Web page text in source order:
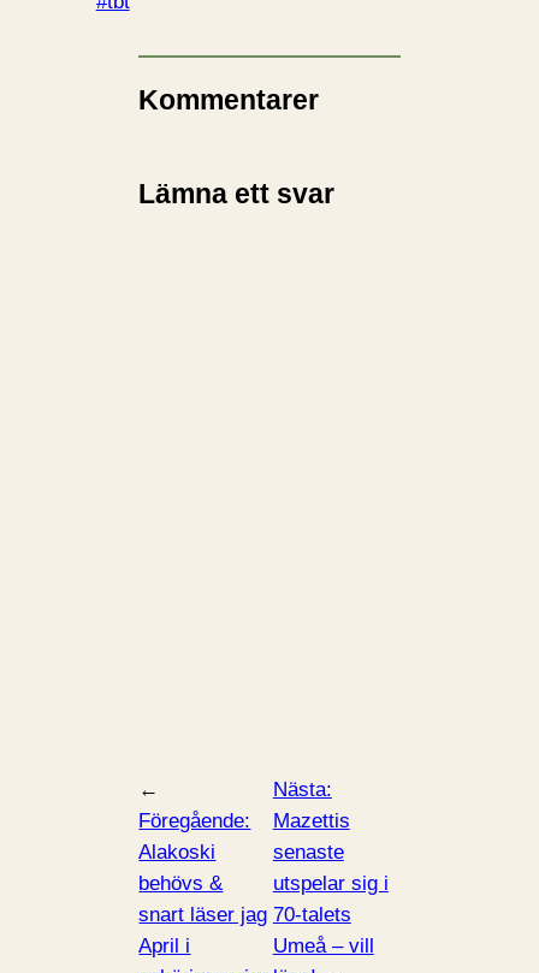
Kommentarer
Lämna ett svar
←
Föregående:
Alakoski
behövs &
snart läser jag
April i
Nästa:
Mazettis
senaste
utspelar sig i
70-talets
Umeå – vill